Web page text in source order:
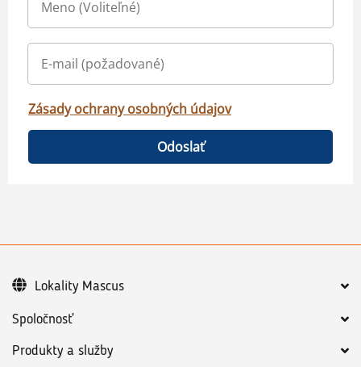
Zásady ochrany osobných údajov
Odoslať
Spoločnosť
Produkty a služby
Lokality Mascus